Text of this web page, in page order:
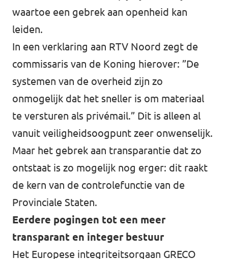
waartoe een gebrek aan openheid kan
leiden.
In een verklaring aan RTV Noord zegt de
commissaris van de Koning hierover: ”De
systemen van de overheid zijn zo
onmogelijk dat het sneller is om materiaal
te versturen als privémail.” Dit is alleen al
vanuit veiligheidsoogpunt zeer onwenselijk.
Maar het gebrek aan transparantie dat zo
ontstaat is zo mogelijk nog erger: dit raakt
de kern van de controlefunctie van de
Provinciale Staten.
Eerdere pogingen tot een meer
transparant en integer bestuur
Het Europese integriteitsorgaan GRECO